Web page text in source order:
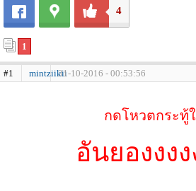
4
1
#1 mintziikii31-10-2016 - 00:53:56
กดโหวตกระทู้
อันยองงงง